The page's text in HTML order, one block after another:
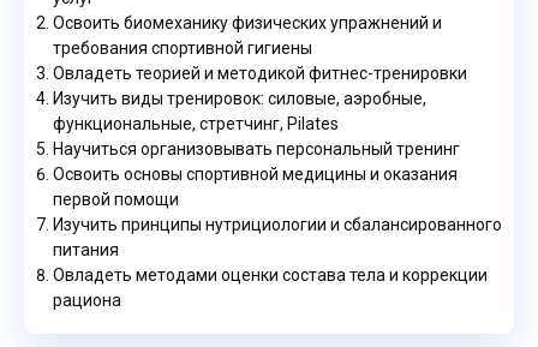
Освоить биомеханику физических упражнений и
требования спортивной гигиены
Овладеть теорией и методикой фитнес-тренировки
Изучить виды тренировок: силовые, аэробные,
функциональные, стретчинг, Pilates
Научиться организовывать персональный тренинг
Освоить основы спортивной медицины и оказания
первой помощи
Изучить принципы нутрициологии и сбалансированного
питания
Овладеть методами оценки состава тела и коррекции
рациона